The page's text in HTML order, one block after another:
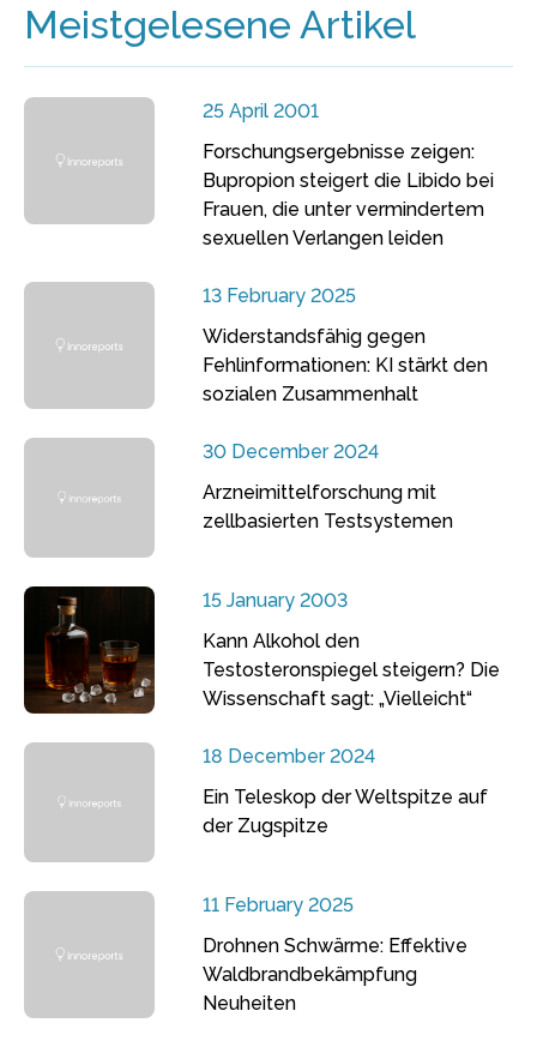
Meistgelesene Artikel
25 April 2001
Forschungsergebnisse zeigen:
Bupropion steigert die Libido bei
Frauen, die unter vermindertem
sexuellen Verlangen leiden
13 February 2025
Widerstandsfähig gegen
Fehlinformationen: KI stärkt den
sozialen Zusammenhalt
30 December 2024
Arzneimittelforschung mit
zellbasierten Testsystemen
15 January 2003
Kann Alkohol den
Testosteronspiegel steigern? Die
Wissenschaft sagt: „Vielleicht“
18 December 2024
Ein Teleskop der Weltspitze auf
der Zugspitze
11 February 2025
Drohnen Schwärme: Effektive
Waldbrandbekämpfung
Neuheiten